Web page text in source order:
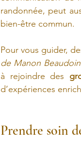
randonnée, peut
bien-être commun.
Pour vous guider,
de Manon
à rejoindre des
d’expériences
Prendre soin